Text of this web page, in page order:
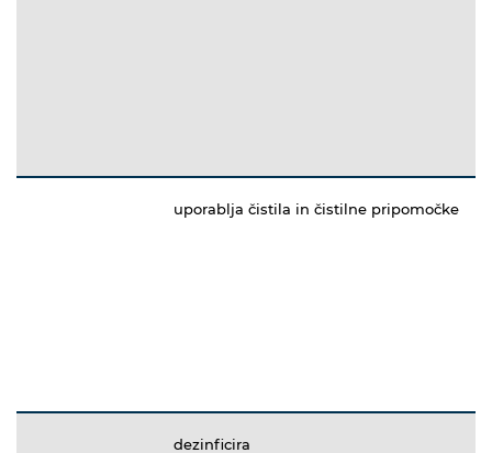
uporablja čistila in čistilne pripomočke
dezinficira